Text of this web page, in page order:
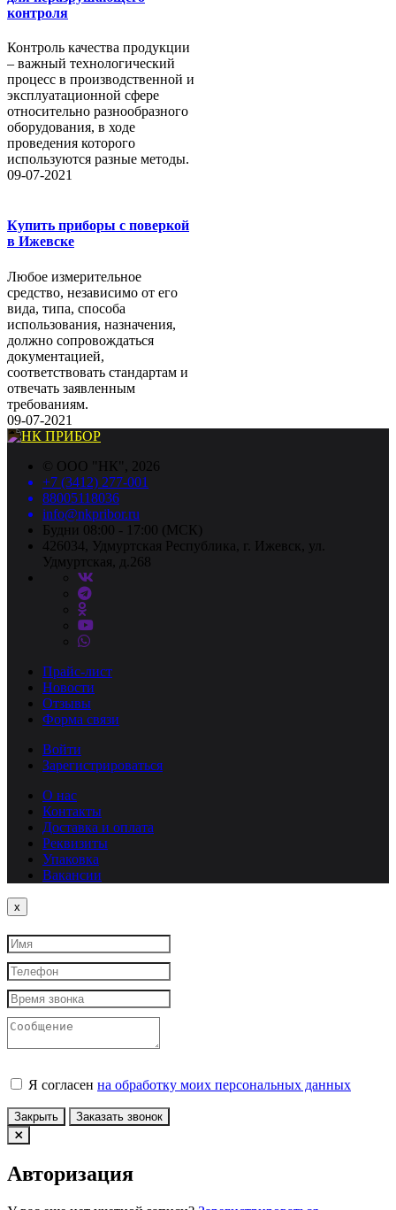
контроля
Контроль качества продукции
– важный технологический
процесс в производственной и
эксплуатационной сфере
относительно разнообразного
оборудования, в ходе
проведения которого
используются разные методы.
09-07-2021
Купить приборы с поверкой
в Ижевске
Любое измерительное
средство, независимо от его
вида, типа, способа
использования, назначения,
должно сопровождаться
документацией,
соответствовать стандартам и
отвечать заявленным
требованиям.
09-07-2021
© ООО "НК", 2026
+7 (3412) 277-001
88005118036
info@nkpribor.ru
Будни 08:00 - 17:00 (МСК)
426034, Удмуртская Республика, г. Ижевск, ул.
Удмуртская, д.268
Прайс-лист
Новости
Отзывы
Форма связи
Войти
Зарегистрироваться
О нас
Контакты
Доставка и оплата
Реквизиты
Упаковка
Вакансии
x
Я согласен на обработку моих персональных данных
Закрыть Заказать звонок
Авторизация